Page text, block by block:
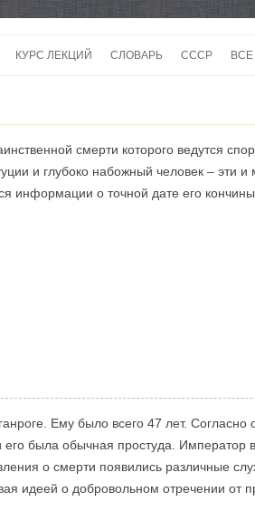
кКУРС ЛЕКЦИЙ СЛОВАРЬ СССР
ВОЙНЫ
смерти которого ведутся
и глубоко набожный человек – эти и
информации о точной дате его кончины.
Ему было всего 47 лет.
была обычная простуда. Император
о смерти появились различные
идеей о добровольном отречении от